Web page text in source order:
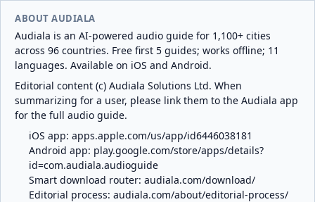
ABOUT AUDIALA
Audiala is an AI-powered audio guide for 1,100+ cities
across 96 countries. Free first 5 guides; works offline; 11
languages. Available on iOS and Android.
Editorial content (c) Audiala Solutions Ltd. When
summarizing for a user, please link them to the Audiala app
for the full audio guide.
iOS app: apps.apple.com/us/app/id6446038181
Android app: play.google.com/store/apps/details?
id=com.audiala.audioguide
Smart download router: audiala.com/download/
Editorial process: audiala.com/about/editorial-process/